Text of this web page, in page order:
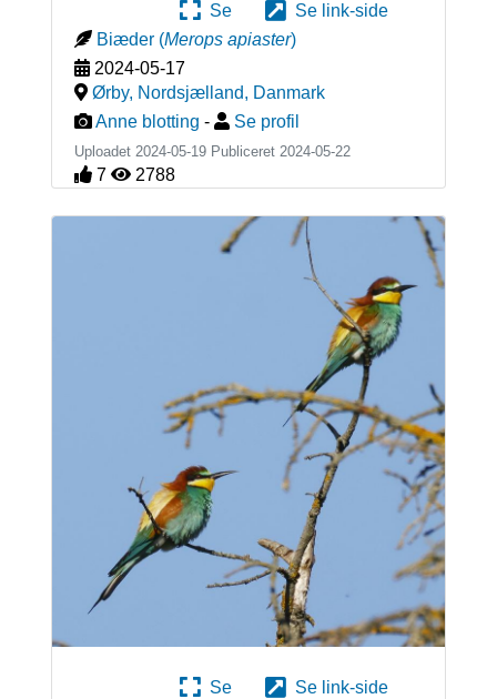
Se
Se link-side
Biæder (Merops apiaster)
2024-05-17
Ørby, Nordsjælland, Danmark
Anne blotting - Se profil
Uploadet 2024-05-19 Publiceret 2024-05-22
7 2788
Se
Se link-side